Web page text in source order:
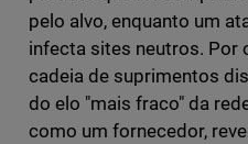
pelo alvo, enquanto um
infecta sites neutros. Por
cadeia de suprimentos
do elo "mais fraco" da
como um fornecedor,